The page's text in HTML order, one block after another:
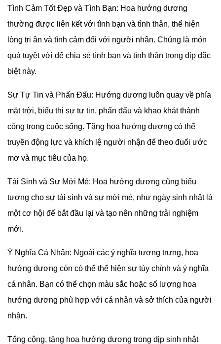
Tình Cảm Tốt Đẹp và Tình Bạn: Hoa hướng dương
thường được liên kết với tình bạn và tình thân, thể hiện
lòng tri ân và tình cảm đối với người nhận. Chúng là món
quà tuyệt vời để chia sẻ tình bạn và tình thân trong dịp đặc
biệt này.
Sự Tự Tin và Phấn Đấu: Hướng dương luôn quay về phía
mặt trời, biểu thị sự tự tin, phấn đấu và khao khát thành
công trong cuộc sống. Tặng hoa hướng dương có thể
truyền động lực và khích lệ người nhận để theo đuổi ước
mơ và mục tiêu của họ.
Tái Sinh và Sự Mới Mẻ: Hoa hướng dương cũng biểu
tượng cho sự tái sinh và sự mới mẻ, như ngày sinh nhật là
một cơ hội để bắt đầu lại và tạo nên những trải nghiệm
mới.
Ý Nghĩa Cá Nhân: Ngoài các ý nghĩa tượng trưng, hoa
hướng dương còn có thể thể hiện sự tùy chỉnh và ý nghĩa
cá nhân. Bạn có thể chọn màu sắc hoặc số lượng hoa
hướng dương phù hợp với cá nhân và sở thích của người
nhận.
Tổng cộng, tặng hoa hướng dương trong dịp sinh nhật